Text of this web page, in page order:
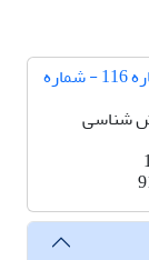
دوره 29، شماره 116 - شماره
شناسی